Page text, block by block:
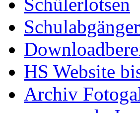
Schulabgänger
HS Website
Archiv